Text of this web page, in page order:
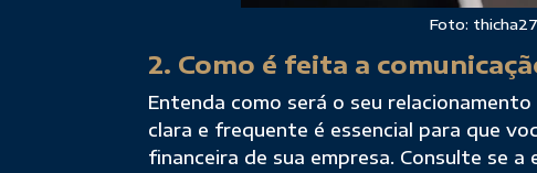
Foto:
2. Como é feita a
Entenda como será o seu
clara e frequente é essencial para que
financeira de sua empresa. Consulte se